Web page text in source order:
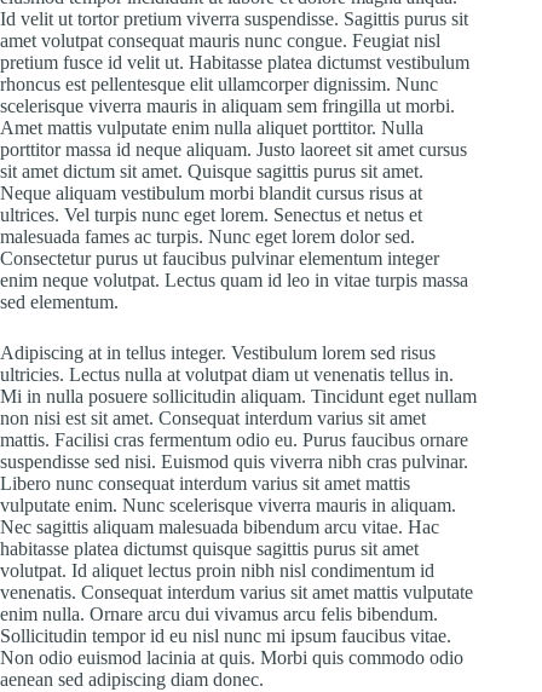
Id velit ut tortor pretium viverra suspendisse. Sagittis purus sit
amet volutpat consequat mauris nunc congue. Feugiat nisl
pretium fusce id velit ut. Habitasse platea dictumst vestibulum
rhoncus est pellentesque elit ullamcorper dignissim. Nunc
scelerisque viverra mauris in aliquam sem fringilla ut morbi.
Amet mattis vulputate enim nulla aliquet porttitor. Nulla
porttitor massa id neque aliquam. Justo laoreet sit amet cursus
sit amet dictum sit amet. Quisque sagittis purus sit amet.
Neque aliquam vestibulum morbi blandit cursus risus at
ultrices. Vel turpis nunc eget lorem. Senectus et netus et
malesuada fames ac turpis. Nunc eget lorem dolor sed.
Consectetur purus ut faucibus pulvinar elementum integer
enim neque volutpat. Lectus quam id leo in vitae turpis massa
sed elementum.
Adipiscing at in tellus integer. Vestibulum lorem sed risus
ultricies. Lectus nulla at volutpat diam ut venenatis tellus in.
Mi in nulla posuere sollicitudin aliquam. Tincidunt eget nullam
non nisi est sit amet. Consequat interdum varius sit amet
mattis. Facilisi cras fermentum odio eu. Purus faucibus ornare
suspendisse sed nisi. Euismod quis viverra nibh cras pulvinar.
Libero nunc consequat interdum varius sit amet mattis
vulputate enim. Nunc scelerisque viverra mauris in aliquam.
Nec sagittis aliquam malesuada bibendum arcu vitae. Hac
habitasse platea dictumst quisque sagittis purus sit amet
volutpat. Id aliquet lectus proin nibh nisl condimentum id
venenatis. Consequat interdum varius sit amet mattis vulputate
enim nulla. Ornare arcu dui vivamus arcu felis bibendum.
Sollicitudin tempor id eu nisl nunc mi ipsum faucibus vitae.
Non odio euismod lacinia at quis. Morbi quis commodo odio
aenean sed adipiscing diam donec.